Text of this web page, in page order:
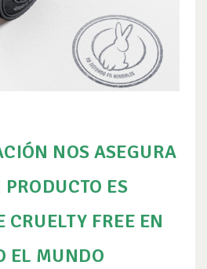
NOS ASEGURA
ES
CRUELTY FREE EN
EL MUNDO